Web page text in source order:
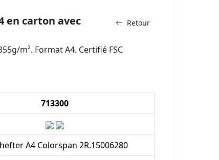
Retour
en carton avec
m². Format A4. Certifié FSC
713300
A4 Colorspan 2R.15006280